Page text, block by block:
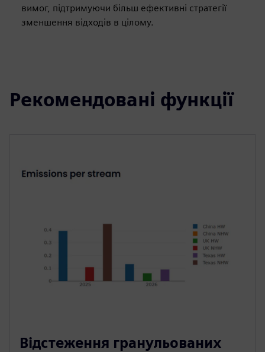
вимог, підтримуючи більш ефективні стратегії
зменшення відходів в цілому.
Рекомендовані функції
Відстеження гранульованих